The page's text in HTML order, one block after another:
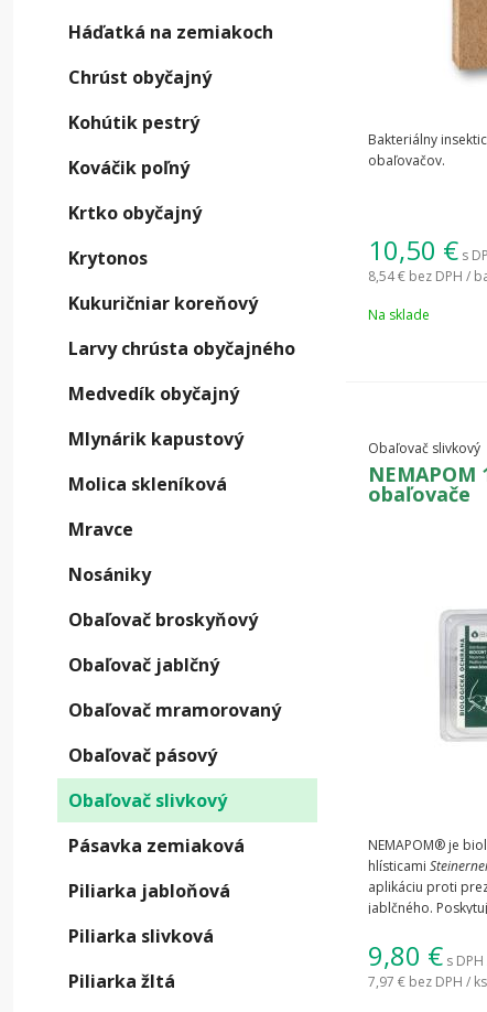
Bakteriálny
obaľovačov.
10,50 € s
8,54 € bez DPH /
Na sklade
Obaľovač slivkový
NEMAPOM
obaľovače
NEMAPOM® je
hlísticami
aplikáciu proti
jablčného.
chemických
9,80 € s
7,97 € bez DPH / ks
Háďatká na zemiakoch
Chrúst obyčajný
Kohútik pestrý
Kováčik poľný
Krtko obyčajný
Krytonos
Kukuričniar koreňový
Larvy chrústa obyčajného
Medvedík obyčajný
Mlynárik kapustový
Molica skleníková
Mravce
Nosániky
Obaľovač broskyňový
Obaľovač jablčný
Obaľovač mramorovaný
Obaľovač pásový
Obaľovač slivkový
Pásavka zemiaková
Piliarka jabloňová
Piliarka slivková
Piliarka žltá